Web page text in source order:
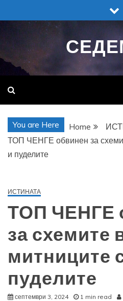
to
You are Here Home
ТОП ЧЕНГЕ обвинен за
и пуделите
ИСТИНАТА
ТОП ЧЕНГЕ
за схемите
митниците
пуделите
септември 3, 2024 1 min read